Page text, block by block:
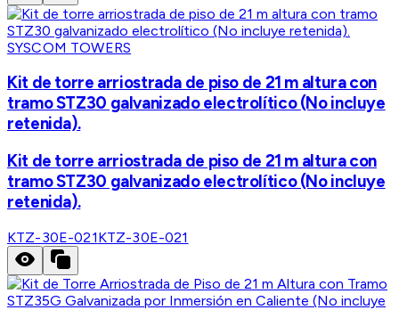
SYSCOM TOWERS
Kit de torre arriostrada de piso de 21 m altura con
tramo STZ30 galvanizado electrolítico (No incluye
retenida).
Kit de torre arriostrada de piso de 21 m altura con
tramo STZ30 galvanizado electrolítico (No incluye
retenida).
KTZ-30E-021KTZ-30E-021